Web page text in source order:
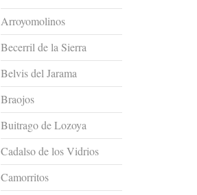
Arroyomolinos
Becerril de la Sierra
Belvis del Jarama
Braojos
Buitrago de Lozoya
Cadalso de los Vidrios
Camorritos